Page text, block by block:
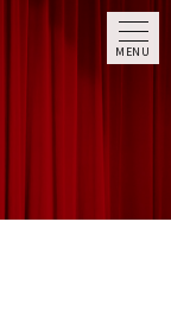
MENU